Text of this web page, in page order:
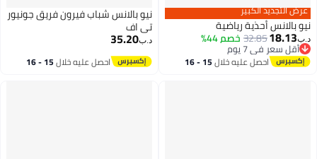
عرض التجديد الكبير
نيو بالانس أحذية رياضية
د.ب‏18.13
32.85خصم 44%
أقل سعر في 7 يوم
أقل سعر في 7 يوماحصل عليه خلال 15 - 16
نيو بالانس شباب فيرون فريق جونيور
تي اف
د.ب‏35.20
احصل عليه خلال 15 - 16